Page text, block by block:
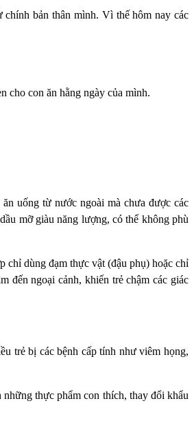
chính bản thân mình. Vì thế hôm nay các
cho con ăn hằng ngày của mình.
uống từ nước ngoài mà chưa được các
mỡ giàu năng lượng, có thể không phù
chỉ dùng đạm thực vật (đậu phụ) hoặc chỉ
đến ngoại cảnh, khiến trẻ chậm các giác
trẻ bị các bệnh cấp tính như viêm họng,
thực phẩm con thích, thay đổi khẩu